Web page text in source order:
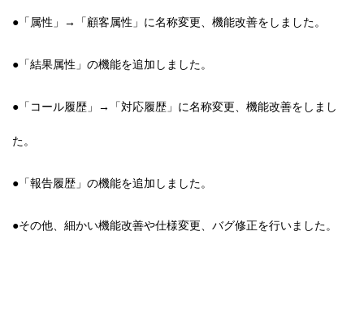
●「属性」→「顧客属性」に名称変更、機能改善をしました。
●「結果属性」の機能を追加しました。
●「コール履歴」→「対応履歴」に名称変更、機能改善をしまし
た。
●「報告履歴」の機能を追加しました。
●その他、細かい機能改善や仕様変更、バグ修正を行いました。